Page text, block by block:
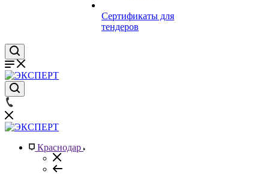
Сертификаты для
тендеров
Краснодар